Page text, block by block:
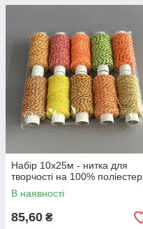
Набір 10х25м - нитка для
творчості на 100% поліестер
В наявності
85,60 ₴